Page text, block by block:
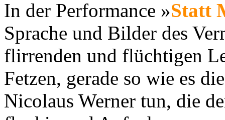
In der Performance »Statt
Sprache und Bilder des
flirrenden und flüchtigen
Fetzen, gerade so wie es
Nicolaus Werner tun, die